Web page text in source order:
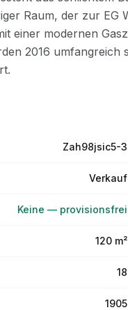
Zah98jsic5-3
Verkauf
Keine — provisionsfrei
120 m²
18
1905